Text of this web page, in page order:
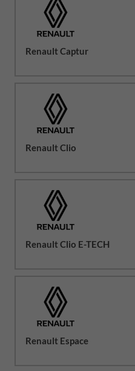
Renault Captur
Renault Clio
Renault Clio E-TECH
Renault Espace